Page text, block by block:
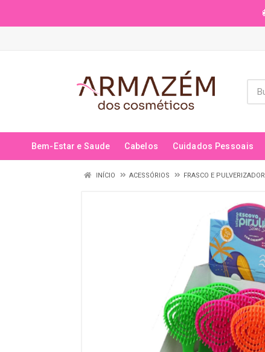
Bem-Estar e Saude Cabelos Cuidados Pessoais
INÍCIO ACESSÓRIOS FRASCO E PULVERIZADOR